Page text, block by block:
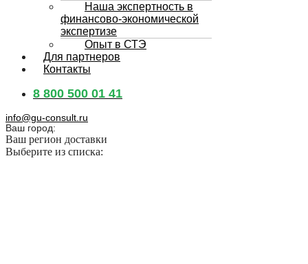
Наша экспертность в
финансово-экономической
экспертизе
Опыт в СТЭ
Для партнеров
Контакты
8 800 500 01 41
info@gu-consult.ru
Ваш город:
Ваш регион доставки
Выберите из списка: